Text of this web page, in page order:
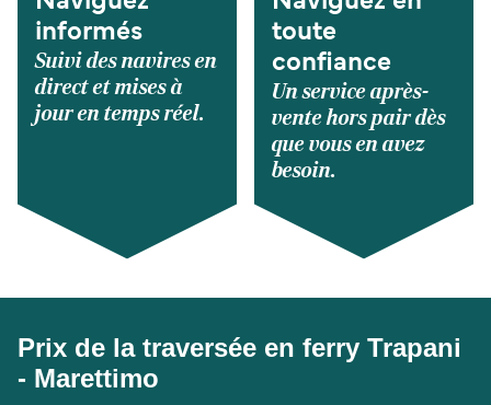
informés
Suivi des navires en
direct et mises à
jour en temps réel.
toute
confiance
Un service après-
vente hors pair dès
que vous en avez
besoin.
Prix de la traversée en ferry Trapani
- Marettimo